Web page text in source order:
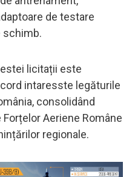
de testare
schimb.
licitații este
intaresste legăturile
consolidând
Aeriene Române
regionale.